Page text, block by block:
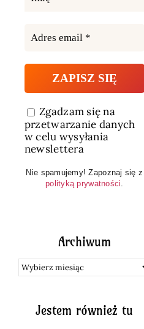
Zgadzam się na
przetwarzanie danych
w celu wysyłania
newslettera
Nie spamujemy! Zapoznaj się z
polityką prywatności
Archiwum
Archiwum
Jestem również tu